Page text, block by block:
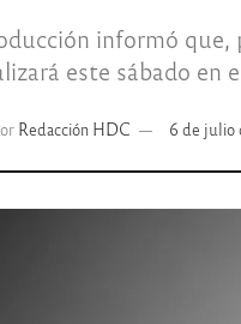
informó que,
este sábado en
Redacción HDC 6 de julio